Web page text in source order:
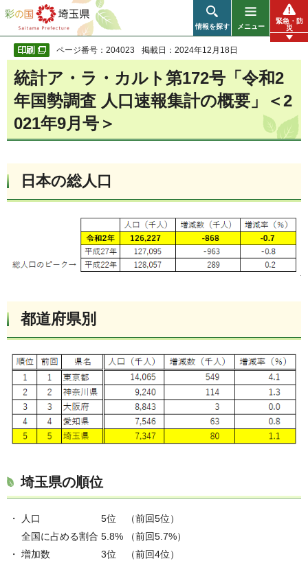
彩の国 埼玉県
情報を探す メニュー
緊急・防
災
ページ番号：204023 掲載日：2024年12月18日
統計ア・ラ・カルト第172号「令和2
年国勢調査 人口速報集計の概要」＜2
021年9月号＞
日本の総人口
都道府県別
埼玉県の順位
・ 人口 5位
（前回5位）
全国に占める割合 5.8%
（前回5.7%）
・ 増加数 3位
（前回4位）